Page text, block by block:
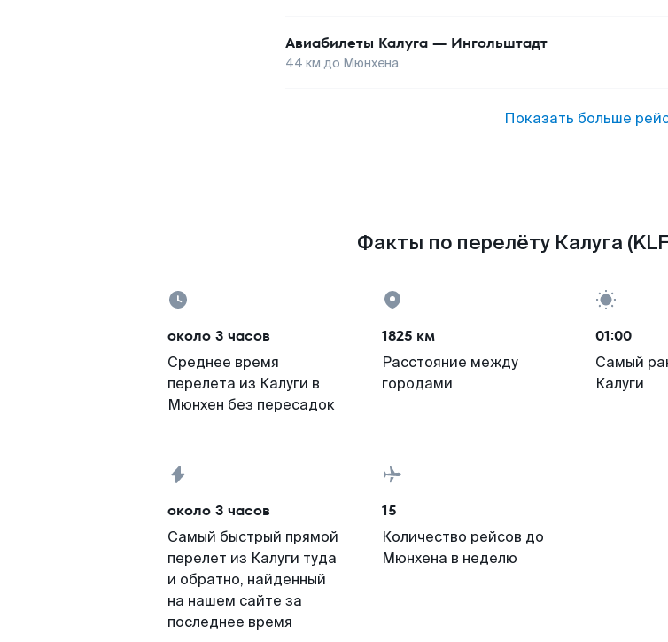
Авиабилеты Калуга — Ингольштадт
44 км до Мюнхена
Показать больше
Факты по перелёту Калуга
около 3 часов
Среднее время
перелета из Калуги в
Мюнхен без пересадок
1825 км
Расстояние между
городами
01:00
Самый
Калуги
около 3 часов
Самый быстрый прямой
перелет из Калуги туда
и обратно, найденный
на нашем сайте за
последнее время
15
Количество рейсов до
Мюнхена в неделю